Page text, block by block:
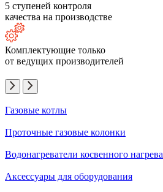
5 ступеней контроля
качества на производстве
Комплектующие только
от ведущих производителей
Газовые котлы
Проточные газовые колонки
Водонагреватели косвенного нагрева
Аксессуары для оборудования